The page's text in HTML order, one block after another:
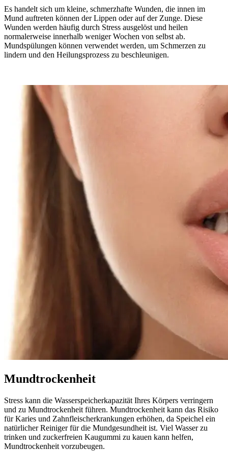
Es handelt sich um kleine, schmerzhafte Wunden, die innen im
Mund auftreten können der Lippen oder auf der Zunge. Diese
Wunden werden häufig durch Stress ausgelöst und heilen
normalerweise innerhalb weniger Wochen von selbst ab.
Mundspülungen können verwendet werden, um Schmerzen zu
lindern und den Heilungsprozess zu beschleunigen.
Mundtrockenheit
Stress kann die Wasserspeicherkapazität Ihres Körpers verringern
und zu Mundtrockenheit führen. Mundtrockenheit kann das Risiko
für Karies und Zahnfleischerkrankungen erhöhen, da Speichel ein
natürlicher Reiniger für die Mundgesundheit ist. Viel Wasser zu
trinken und zuckerfreien Kaugummi zu kauen kann helfen,
Mundtrockenheit vorzubeugen.